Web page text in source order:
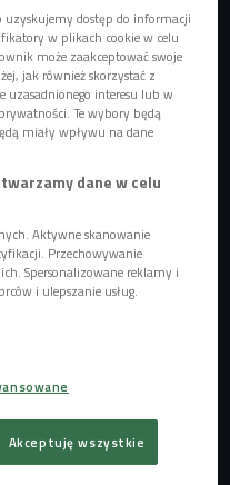
a chcemy otrzymać zdrowy i
Proste posiłki dla
skierowany do osób
w kuchni. W
dostęp do informacji
w plikach cookie w celu
może zaakceptować swoje
jak również skorzystać z
uzasadnionego interesu lub w
Te wybory będą
miały wpływu na dane
dane w celu
Aktywne skanowanie
Przechowywanie
Spersonalizowane reklamy i
i ulepszanie usług.
Akceptuję wszystkie